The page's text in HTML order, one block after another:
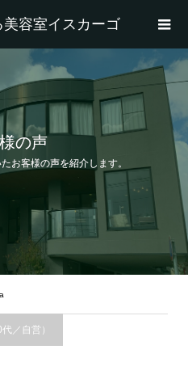
容室イスカーゴ
の声
お客様の声を紹介します。
／自営）